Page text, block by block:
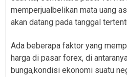
memperjualbelikan mata uang
akan datang pada tanggal
Ada beberapa faktor yang
harga di pasar forex, di
bunga,kondisi ekonomi suatu